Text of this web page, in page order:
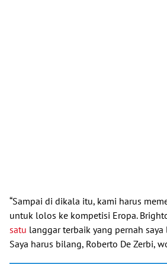
“Sampai di dikala itu, kami harus
untuk lolos ke kompetisi Eropa.
satu langgar terbaik yang pernah
Saya harus bilang, Roberto De Zerbi,